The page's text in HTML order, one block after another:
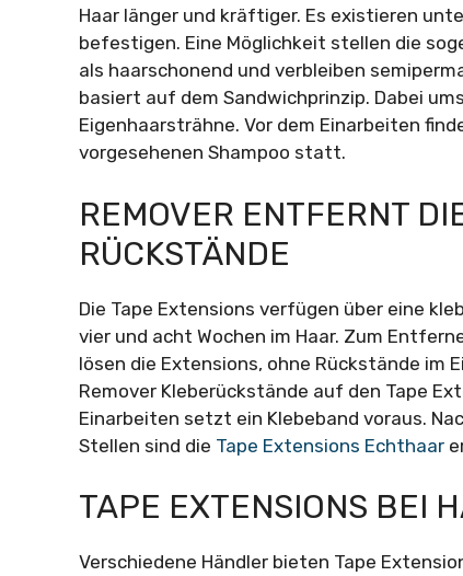
Haar länger und kräftiger. Es existieren
befestigen. Eine Möglichkeit stellen die
als haarschonend und verbleiben
basiert auf dem Sandwichprinzip. Dabei
Eigenhaarsträhne. Vor dem Einarbeiten
vorgesehenen Shampoo statt.
REMOVER ENTFERNT
RÜCKSTÄNDE
Die Tape Extensions verfügen über eine
vier und acht Wochen im Haar. Zum
lösen die Extensions, ohne Rückstände im
Remover Kleberückstände auf den Tape
Einarbeiten setzt ein Klebeband voraus.
Stellen sind die Tape Extensions Echthaar
TAPE EXTENSIONS BEI
Verschiedene Händler bieten Tape